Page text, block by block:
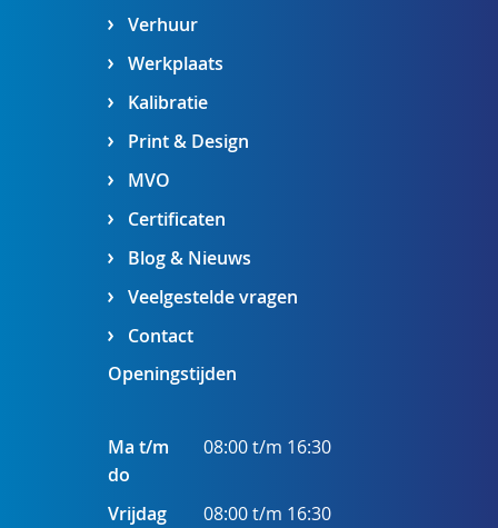
Verhuur
Werkplaats
Kalibratie
Print & Design
MVO
Certificaten
Blog & Nieuws
Veelgestelde vragen
Contact
Openingstijden
Ma t/m
do
08:00 t/m 16:30
Vrijdag
08:00 t/m 16:30